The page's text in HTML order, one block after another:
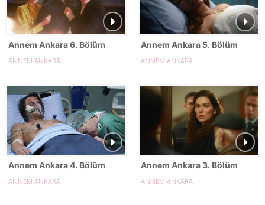
Annem Ankara 6. Bölüm
ANNEM ANKARA
Annem Ankara 5. Bölüm
ANNEM ANKARA
Annem Ankara 4. Bölüm
ANNEM ANKARA
Annem Ankara 3. Bölüm
ANNEM ANKARA